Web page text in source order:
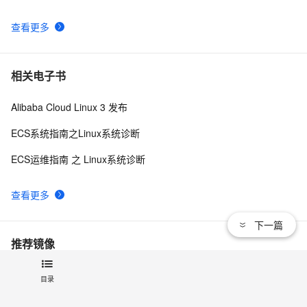
目录
查看更多
相关电子书
查看更多
Alibaba Cloud Linux 3 发布
ECS系统指南之Linux系统诊断
ECS运维指南 之 Linux系统诊断
推荐镜像
mxlinux-iso
下一篇